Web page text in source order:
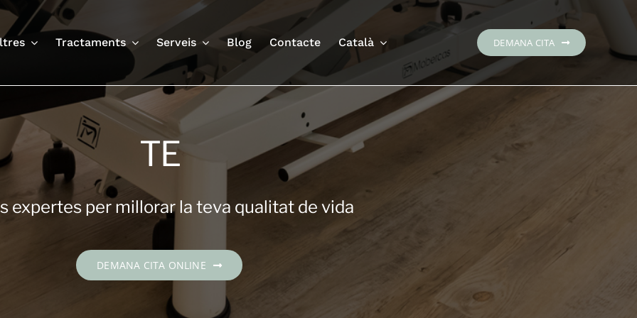
Tractaments Serveis Blog Contacte Català DEMANA CITA
TE
expertes per millorar la teva qualitat de vida
DEMANA CITA ONLINE